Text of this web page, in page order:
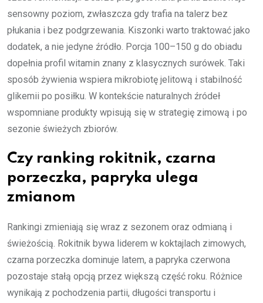
sensowny poziom, zwłaszcza gdy trafia na talerz bez
płukania i bez podgrzewania. Kiszonki warto traktować jako
dodatek, a nie jedyne źródło. Porcja 100–150 g do obiadu
dopełnia profil witamin znany z klasycznych surówek. Taki
sposób żywienia wspiera mikrobiotę jelitową i stabilność
glikemii po posiłku. W kontekście naturalnych źródeł
wspomniane produkty wpisują się w strategię zimową i po
sezonie świeżych zbiorów.
Czy ranking rokitnik, czarna
porzeczka, papryka ulega
zmianom
Rankingi zmieniają się wraz z sezonem oraz odmianą i
świeżością. Rokitnik bywa liderem w koktajlach zimowych,
czarna porzeczka dominuje latem, a papryka czerwona
pozostaje stałą opcją przez większą część roku. Różnice
wynikają z pochodzenia partii, długości transportu i